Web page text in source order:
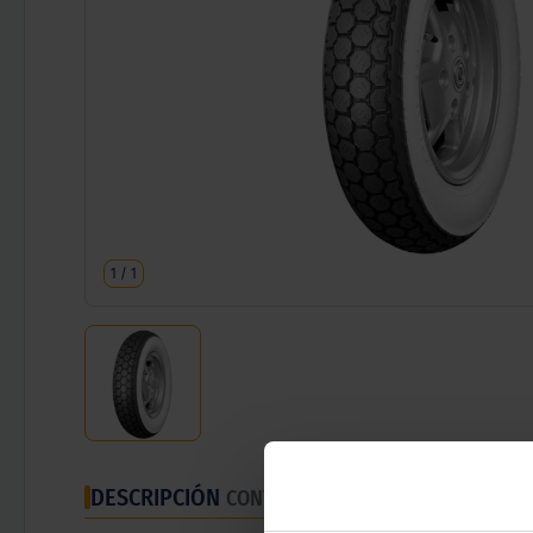
1 / 1
DESCRIPCIÓN CONTINENTAL K62 WW BANDA